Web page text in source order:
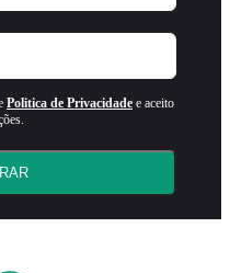
Politica de Privacidade e aceito